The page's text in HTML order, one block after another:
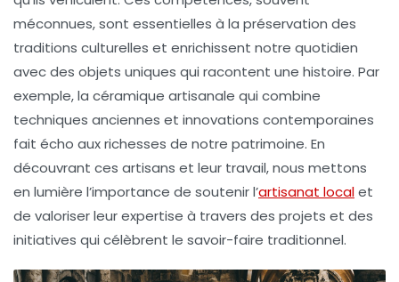
méconnues, sont essentielles à la préservation des
traditions culturelles et enrichissent notre quotidien
avec des objets uniques qui racontent une histoire. Par
exemple, la céramique artisanale qui combine
techniques anciennes et innovations contemporaines
fait écho aux richesses de notre patrimoine. En
découvrant ces artisans et leur travail, nous mettons
en lumière l’importance de soutenir l’artisanat localet
de valoriser leur expertise à travers des projets et des
initiatives qui célèbrent le savoir-faire traditionnel.